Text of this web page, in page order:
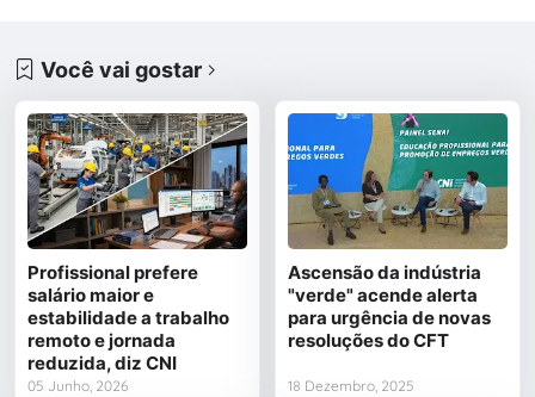
Você vai gostar
Profissional prefere
salário maior e
estabilidade a trabalho
remoto e jornada
reduzida, diz CNI
05 Junho, 2026
Ascensão da indústria
"verde" acende alerta
para urgência de novas
resoluções do CFT
18 Dezembro, 2025